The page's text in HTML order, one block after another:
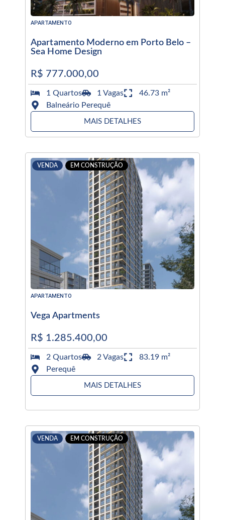
APARTAMENTO
Apartamento Moderno em Porto Belo –
Sea Home Design
R$ 777.000,00
1 Quartos 1 Vagas
46.73 m²
Balneário Perequê
MAIS DETALHES
APARTAMENTO
Vega Apartments
R$ 1.285.400,00
2 Quartos 2 Vagas
83.19 m²
Perequê
MAIS DETALHES
VENDA EM CONSTRUÇÃO
VENDA EM CONSTRUÇÃO